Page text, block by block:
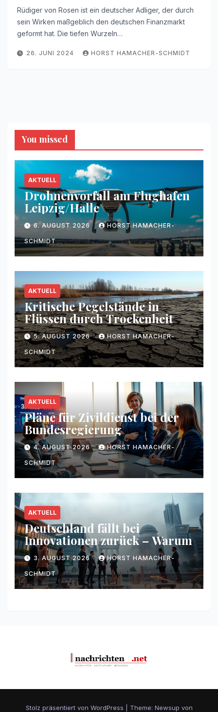
Rüdiger von Rosen ist ein deutscher Adliger, der durch
sein Wirken maßgeblich den deutschen Finanzmarkt
geformt hat. Die tiefen Wurzeln…
26. JUNI 2024 HORST HAMACHER-SCHMIDT
You missed
AKTUELL
Drohnenvorfall am Flughafen
Leipzig/Halle
6. AUGUST 2026 HORST HAMACHER-
SCHMIDT
AKTUELL
Kritische Pegelstände in
Flüssen durch Trockenheit
5. AUGUST 2026 HORST HAMACHER-
SCHMIDT
AKTUELL
Pläne für Zivildienst bei der
Bundesregierung
4. AUGUST 2026 HORST HAMACHER-
SCHMIDT
AKTUELL
Deutschland fällt bei
Innovationen zurück – Warum
3. AUGUST 2026 HORST HAMACHER-
SCHMIDT
Stolz präsentiert von WordPress Theme: Newsup von